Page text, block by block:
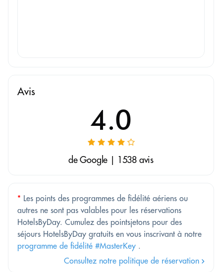
Avis
4.0
de Google | 1538 avis
* Les points des programmes de fidélité aériens ou
autres ne sont pas valables pour les réservations
HotelsByDay. Cumulez des pointsjetons pour des
séjours HotelsByDay gratuits en vous inscrivant à notre
programme de fidélité #MasterKey .
Consultez notre politique de réservation